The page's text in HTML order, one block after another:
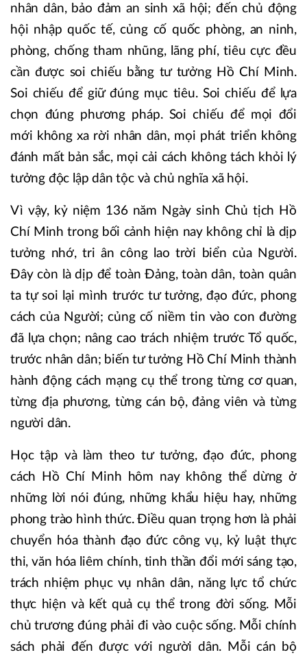
nhân dân, bảo đảm an sinh xã hội; đến chủ động
hội nhập quốc tế, củng cố quốc phòng, an ninh,
phòng, chống tham nhũng, lãng phí, tiêu cực đều
cần được soi chiếu bằng tư tưởng Hồ Chí Minh.
Soi chiếu để giữ đúng mục tiêu. Soi chiếu để lựa
chọn đúng phương pháp. Soi chiếu để mọi đổi
mới không xa rời nhân dân, mọi phát triển không
đánh mất bản sắc, mọi cải cách không tách khỏi lý
tưởng độc lập dân tộc và chủ nghĩa xã hội.
Vì vậy, kỷ niệm 136 năm Ngày sinh Chủ tịch Hồ
Chí Minh trong bối cảnh hiện nay không chỉ là dịp
tưởng nhớ, tri ân công lao trời biển của Người.
Đây còn là dịp để toàn Đảng, toàn dân, toàn quân
ta tự soi lại mình trước tư tưởng, đạo đức, phong
cách của Người; củng cố niềm tin vào con đường
đã lựa chọn; nâng cao trách nhiệm trước Tổ quốc,
trước nhân dân; biến tư tưởng Hồ Chí Minh thành
hành động cách mạng cụ thể trong từng cơ quan,
từng địa phương, từng cán bộ, đảng viên và từng
người dân.
Học tập và làm theo tư tưởng, đạo đức, phong
cách Hồ Chí Minh hôm nay không thể dừng ở
những lời nói đúng, những khẩu hiệu hay, những
phong trào hình thức. Điều quan trọng hơn là phải
chuyển hóa thành đạo đức công vụ, kỷ luật thực
thi, văn hóa liêm chính, tinh thần đổi mới sáng tạo,
trách nhiệm phục vụ nhân dân, năng lực tổ chức
thực hiện và kết quả cụ thể trong đời sống. Mỗi
chủ trương đúng phải đi vào cuộc sống. Mỗi chính
sách phải đến được với người dân. Mỗi cán bộ